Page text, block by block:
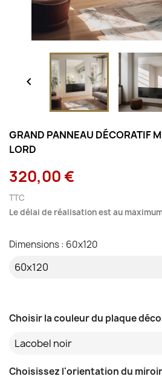

GRAND PANNEAU DÉCORATIF
LORD
320,00 €
TTC
Le délai de réalisation est au
Choisir la couleur du plaque
Lacobel noir
Choisissez l'orientation du miroir
Dimensions : 60x120